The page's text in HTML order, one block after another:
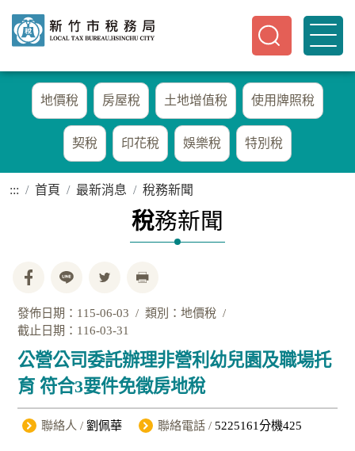
地價稅 房屋稅 土地增值稅 使用牌照稅
契稅 印花稅 娛樂稅 特別稅
::: 首頁 最新消息 稅務新聞
稅務新聞
發佈日期：115-06-03
類別：地價稅
截止日期：116-03-31
公營公司委託辦理非營利幼兒園及職場托
育 符合3要件免徵房地稅
聯絡人 / 劉佩華 聯絡電話 / 5225161分機425